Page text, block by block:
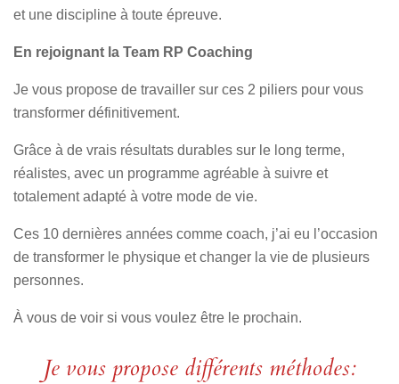
et une discipline à toute épreuve.
En rejoignant la Team RP Coaching
Je vous propose de travailler sur ces 2 piliers pour vous
transformer définitivement.
Grâce à de vrais résultats durables sur le long terme,
réalistes, avec un programme agréable à suivre et
totalement adapté à votre mode de vie.
Ces 10 dernières années comme coach, j’ai eu l’occasion
de transformer le physique et changer la vie de plusieurs
personnes.
À vous de voir si vous voulez être le prochain.
Je vous propose différents méthodes: